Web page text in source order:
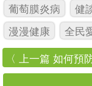
葡萄膜炎病
健
漫漫健康
全民
〈 上一篇 如何預